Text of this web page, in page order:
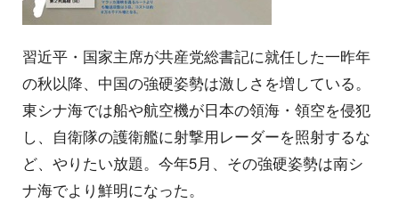
習近平・国家主席が共産党総書記に就任した一昨年
の秋以降、中国の強硬姿勢は激しさを増している。
東シナ海では船や航空機が日本の領海・領空を侵犯
し、自衛隊の護衛艦に射撃用レーダーを照射するな
ど、やりたい放題。今年5月、その強硬姿勢は南シ
ナ海でより鮮明になった。